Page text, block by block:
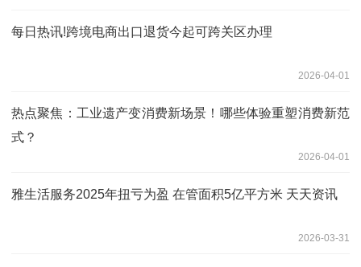
每日热讯!跨境电商出口退货今起可跨关区办理
2026-04-01
热点聚焦：工业遗产变消费新场景！哪些体验重塑消费新范
式？
2026-04-01
雅生活服务2025年扭亏为盈 在管面积5亿平方米 天天资讯
2026-03-31